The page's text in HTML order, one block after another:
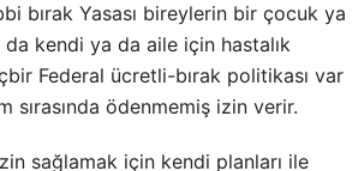
bırak Yasası bireylerin bir çocuk ya
kendi ya da aile için hastalık
Federal ücretli-bırak politikası var
sırasında ödenmemiş izin verir.
sağlamak için kendi planları ile